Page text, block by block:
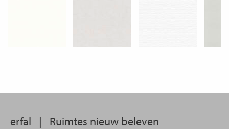
erfal | Ruimtes nieuw beleven